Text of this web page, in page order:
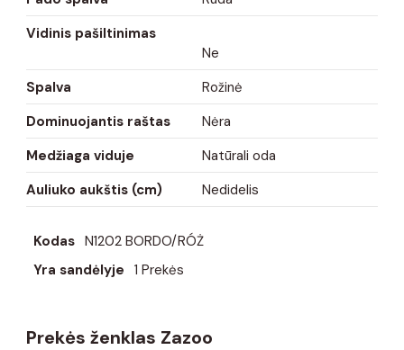
Vidinis pašiltinimas
Ne
Spalva
Rožinė
Dominuojantis raštas
Nėra
Medžiaga viduje
Natūrali oda
Auliuko aukštis (cm)
Nedidelis
Kodas N1202 BORDO/RÓŻ
Yra sandėlyje 1 Prekės
Prekės ženklas Zazoo